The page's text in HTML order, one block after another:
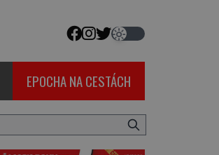
EPOCHA NA CESTÁCH